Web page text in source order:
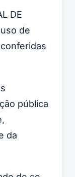
DE
de
pública
da